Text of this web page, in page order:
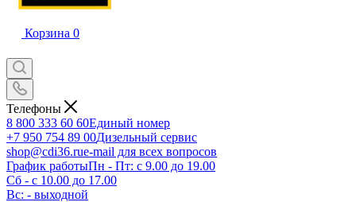
Корзина 0
Телефоны
8 800 333 60 60Единый номер
+7 950 754 89 00Дизельный сервис
shop@cdi36.rue-mail для всех вопросов
График работыПн - Пт: с 9.00 до 19.00
Сб - с 10.00 до 17.00
Вс: - выходной